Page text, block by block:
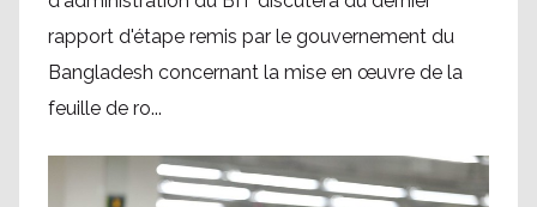
rapport d'étape remis par le gouvernement du
Bangladesh concernant la mise en œuvre de la
feuille de ro...